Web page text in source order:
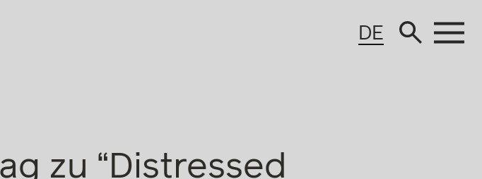
DE
zu “Distressed